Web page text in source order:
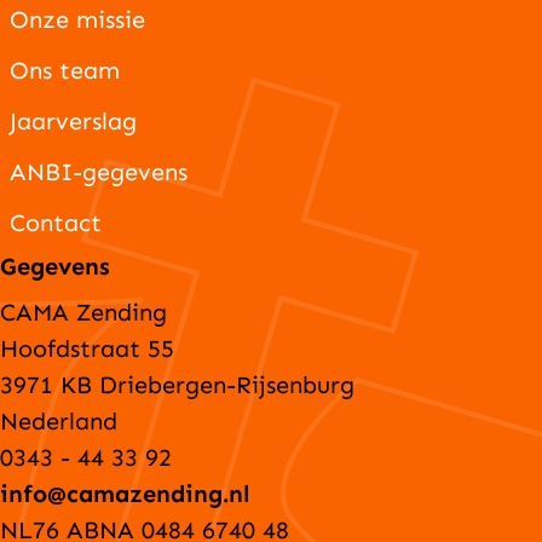
Onze missie
Ons team
Jaarverslag
ANBI-gegevens
Contact
Gegevens
CAMA Zending
Hoofdstraat 55
3971 KB Driebergen-Rijsenburg
Nederland
0343 - 44 33 92
info@camazending.nl
NL76 ABNA 0484 6740 48